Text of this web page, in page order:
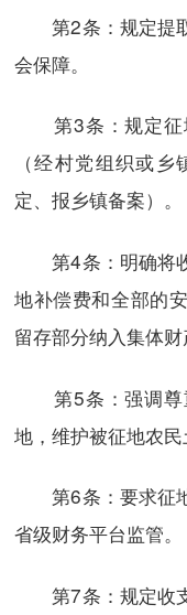
第2条：规定提取
会保障。
第3条：规定征
（经村党组织或
定、报乡镇备案）。
第4条：明确将收
地补偿费和全部的
留存部分纳入集体财
第5条：强调尊
地，维护被征地农民
第6条：要求征地
省级财务平台监管。
第7条：规定收